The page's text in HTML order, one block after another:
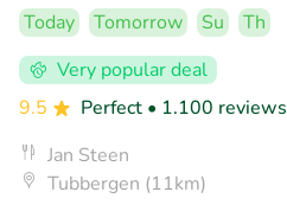
Today Tomorrow Su
Th
Very popular deal
9.5
Perfect • 1.100 reviews
Jan Steen
Tubbergen (11km)